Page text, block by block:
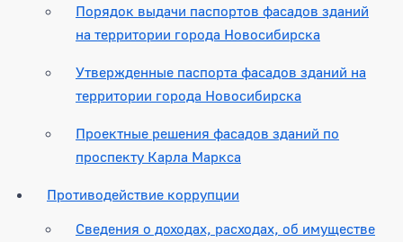
Порядок выдачи паспортов фасадов зданий
на территории города Новосибирска
Утвержденные паспорта фасадов зданий на
территории города Новосибирска
Проектные решения фасадов зданий по
проспекту Карла Маркса
Противодействие коррупции
Сведения о доходах, расходах, об имуществе